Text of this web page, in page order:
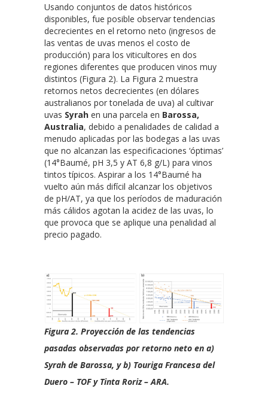
Usando conjuntos de datos históricos
disponibles, fue posible observar tendencias
decrecientes en el retorno neto (ingresos de
las ventas de uvas menos el costo de
producción) para los viticultores en dos
regiones diferentes que producen vinos muy
distintos (Figura 2). La Figura 2 muestra
retornos netos decrecientes (en dólares
australianos por tonelada de uva) al cultivar
uvas Syrah en una parcela en Barossa,
Australia, debido a penalidades de calidad a
menudo aplicadas por las bodegas a las uvas
que no alcanzan las especificaciones ‘óptimas’
(14°Baumé, pH 3,5 y AT 6,8 g/L) para vinos
tintos típicos. Aspirar a los 14°Baumé ha
vuelto aún más difícil alcanzar los objetivos
de pH/AT, ya que los períodos de maduración
más cálidos agotan la acidez de las uvas, lo
que provoca que se aplique una penalidad al
precio pagado.
Figura 2. Proyección de las tendencias
pasadas observadas por retorno neto en a)
Syrah de Barossa, y b) Touriga Francesa del
Duero – TOF y Tinta Roriz – ARA.